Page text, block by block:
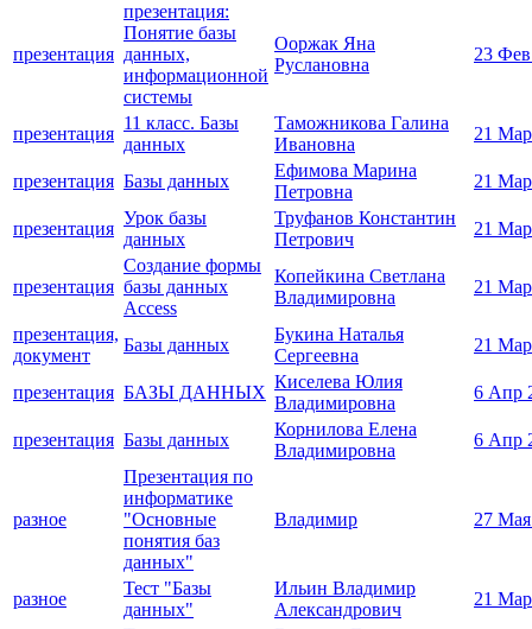
презентация
презентация:
Понятие базы
данных,
информационной
системы
Ооржак Яна
Руслановна
23
презентация
11 класс. Базы
данных
Таможникова Галина
Ивановна
21
презентация Базы данных
Ефимова Марина
Петровна
21
презентация
Урок базы
данных
Труфанов Константин
Петрович
21
презентация
Создание формы
базы данных
Access
Копейкина Светлана
Владимировна
21
презентация,
документ
Базы данных
Букина Наталья
Сергеевна
21
презентация БАЗЫ ДАННЫХ
Киселева Юлия
Владимировна
6 Апр
презентация Базы данных
Корнилова Елена
Владимировна
6 Апр
разное
Презентация по
информатике
"Основные
понятия баз
данных"
Владимир 27
разное
Тест "Базы
данных"
Ильин Владимир
Александрович
21